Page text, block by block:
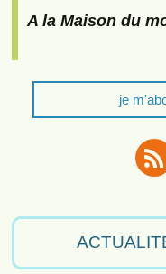
A la Maison du
je